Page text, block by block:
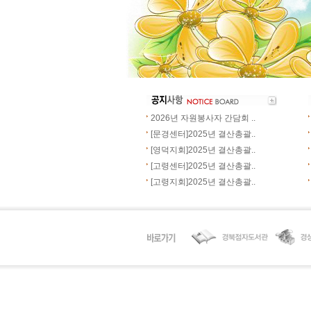
2026년 자원봉사자 간담회 ..
[문경센터]2025년 결산총괄..
[영덕지회]2025년 결산총괄..
[고령센터]2025년 결산총괄..
[고령지회]2025년 결산총괄..